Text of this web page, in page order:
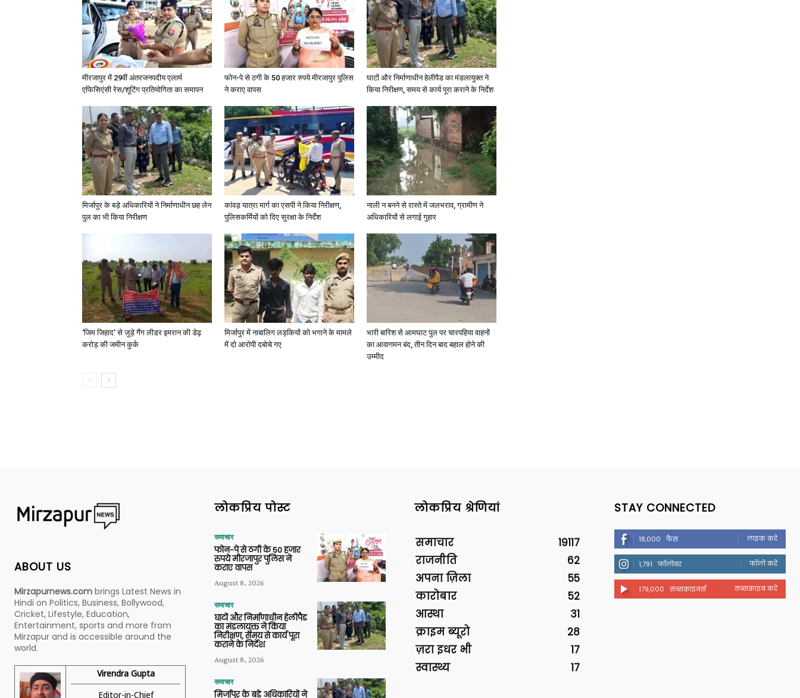
Paper
मीरजापुर में 29वीं अंतरजनपदीय एलार्म
एफिसिएंसी रेस/शूटिंग प्रतियोगिता का समापन
फोन-पे से ठगी के 50 हजार रुपये मीरजापुर पुलिस
ने कराए वापस
घाटों और निर्माणाधीन हेलीपैड का मंडलायुक्त ने
किया निरीक्षण, समय से कार्य पूरा कराने के निर्देश
मिर्जापुर के बड़े अधिकारियों ने निर्माणाधीन छह लेन
पुल का भी किया निरीक्षण
कांवड़ यात्रा मार्ग का एसपी ने किया निरीक्षण,
पुलिसकर्मियों को दिए सुरक्षा के निर्देश
नाली न बनने से रास्ते में जलभराव, ग्रामीण ने
अधिकारियों से लगाई गुहार
‘जिम जिहाद’ से जुड़े गैंग लीडर इमरान की डेढ़
करोड़ की जमीन कुर्क
मिर्जापुर में नाबालिग लड़कियों को भगाने के मामले
में दो आरोपी दबोचे गए
भारी बारिश से आमघाट पुल पर चारपहिया वाहनों
का आवागमन बंद, तीन दिन बाद बहाल होने की
उम्मीद
ABOUT US
Mirzapurnews.com brings Latest News in
Hindi on Politics, Business, Bollywood,
Cricket, Lifestyle, Education,
Entertainment, sports and more from
Mirzapur and is accessible around the
world.
Virendra Gupta
Editor-in-Chief
लोकप्रिय पोस्ट
समाचार
फोन-पे से ठगी के 50 हजार
रुपये मीरजापुर पुलिस ने
कराए वापस
August 8, 2026
समाचार
घाटों और निर्माणाधीन हेलीपैड
का मंडलायुक्त ने किया
निरीक्षण, समय से कार्य पूरा
कराने के निर्देश
August 8, 2026
समाचार
मिर्जापुर के बड़े अधिकारियों ने
लोकप्रिय श्रेणियां
समाचार
19117
राजनीति
62
अपना ज़िला
55
कारोबार
52
आस्था
31
क्राइम ब्यूरो
28
ज़रा इधर भी
17
स्वास्थ्य
17
STAY CONNECTED
18,000 फैंस लाइक करें
1,791 फॉलोवर फॉलो करें
179,000 सब्सक्राइबर्स सब्सक्राइब करें